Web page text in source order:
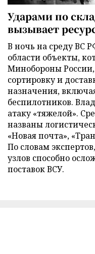
Ударами по
вызывает
В ночь на среду ВС
области объекты,
Минобороны
сортировку и
назначения,
беспилотников.
атаку «тяжелой».
названы
«Новая почта»,
По словам
узлов способно
поставок ВСУ.